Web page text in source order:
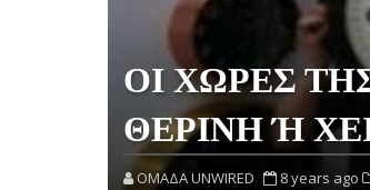
ΟΙ ΧΩΡΕΣ
ΘΕΡΙΝΗ Ή
OMAΔΑ UNWIRED 8 years ago